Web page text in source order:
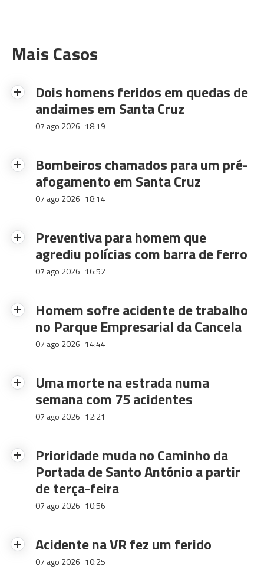
Mais Casos
Dois homens feridos em quedas de
andaimes em Santa Cruz
07 ago 2026 18:19
Bombeiros chamados para um pré-
afogamento em Santa Cruz
07 ago 2026 18:14
Preventiva para homem que
agrediu polícias com barra de ferro
07 ago 2026 16:52
Homem sofre acidente de trabalho
no Parque Empresarial da Cancela
07 ago 2026 14:44
Uma morte na estrada numa
semana com 75 acidentes
07 ago 2026 12:21
Prioridade muda no Caminho da
Portada de Santo António a partir
de terça-feira
07 ago 2026 10:56
Acidente na VR fez um ferido
07 ago 2026 10:25